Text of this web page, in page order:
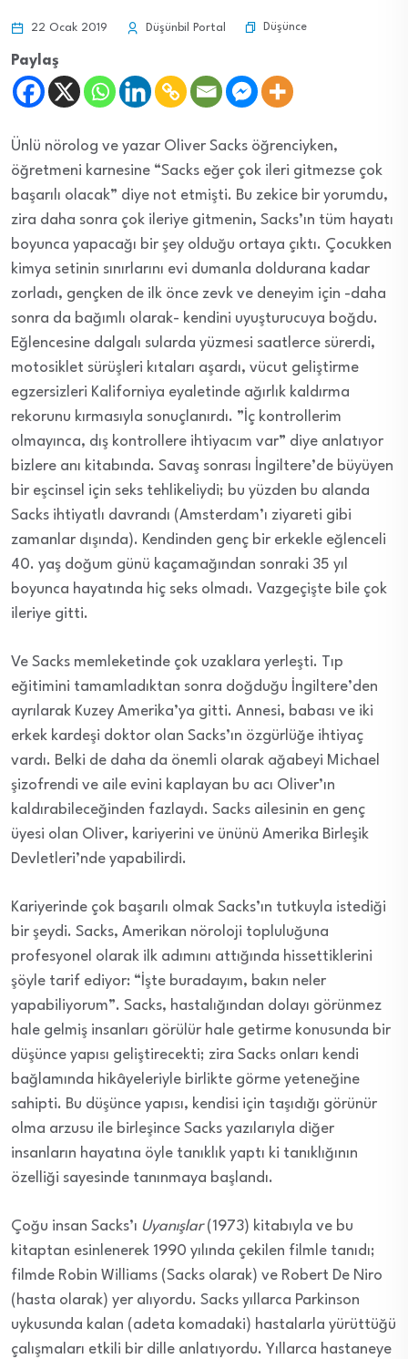
22 Ocak 2019 Düşünbil Portal Düşünce
Paylaş
Ünlü nörolog ve yazar Oliver Sacks öğrenciyken,
öğretmeni karnesine “Sacks eğer çok ileri gitmezse çok
başarılı olacak” diye not etmişti. Bu zekice bir yorumdu,
zira daha sonra çok ileriye gitmenin, Sacks’ın tüm hayatı
boyunca yapacağı bir şey olduğu ortaya çıktı. Çocukken
kimya setinin sınırlarını evi dumanla doldurana kadar
zorladı, gençken de ilk önce zevk ve deneyim için -daha
sonra da bağımlı olarak- kendini uyuşturucuya boğdu.
Eğlencesine dalgalı sularda yüzmesi saatlerce sürerdi,
motosiklet sürüşleri kıtaları aşardı, vücut geliştirme
egzersizleri Kaliforniya eyaletinde ağırlık kaldırma
rekorunu kırmasıyla sonuçlanırdı. ”İç kontrollerim
olmayınca, dış kontrollere ihtiyacım var” diye anlatıyor
bizlere anı kitabında. Savaş sonrası İngiltere’de büyüyen
bir eşcinsel için seks tehlikeliydi; bu yüzden bu alanda
Sacks ihtiyatlı davrandı (Amsterdam’ı ziyareti gibi
zamanlar dışında). Kendinden genç bir erkekle eğlenceli
40. yaş doğum günü kaçamağından sonraki 35 yıl
boyunca hayatında hiç seks olmadı. Vazgeçişte bile çok
ileriye gitti.
Ve Sacks memleketinde çok uzaklara yerleşti. Tıp
eğitimini tamamladıktan sonra doğduğu İngiltere’den
ayrılarak Kuzey Amerika’ya gitti. Annesi, babası ve iki
erkek kardeşi doktor olan Sacks’ın özgürlüğe ihtiyaç
vardı. Belki de daha da önemli olarak ağabeyi Michael
şizofrendi ve aile evini kaplayan bu acı Oliver’ın
kaldırabileceğinden fazlaydı. Sacks ailesinin en genç
üyesi olan Oliver, kariyerini ve ününü Amerika Birleşik
Devletleri’nde yapabilirdi.
Kariyerinde çok başarılı olmak Sacks’ın tutkuyla istediği
bir şeydi. Sacks, Amerikan nöroloji topluluğuna
profesyonel olarak ilk adımını attığında hissettiklerini
şöyle tarif ediyor: “İşte buradayım, bakın neler
yapabiliyorum”. Sacks, hastalığından dolayı görünmez
hale gelmiş insanları görülür hale getirme konusunda bir
düşünce yapısı geliştirecekti; zira Sacks onları kendi
bağlamında hikâyeleriyle birlikte görme yeteneğine
sahipti. Bu düşünce yapısı, kendisi için taşıdığı görünür
olma arzusu ile birleşince Sacks yazılarıyla diğer
insanların hayatına öyle tanıklık yaptı ki tanıklığının
özelliği sayesinde tanınmaya başlandı.
Çoğu insan Sacks’ı Uyanışlar(1973) kitabıyla ve bu
kitaptan esinlenerek 1990 yılında çekilen filmle tanıdı;
filmde Robin Williams (Sacks olarak) ve Robert De Niro
(hasta olarak) yer alıyordu. Sacks yıllarca Parkinson
uykusunda kalan (adeta komadaki) hastalarla yürüttüğü
çalışmaları etkili bir dille anlatıyordu. Yıllarca hastaneye